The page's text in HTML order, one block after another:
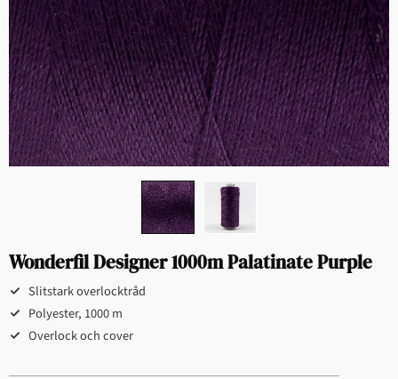
Wonderfil Designer 1000m Palatinate Purple
Slitstark overlocktråd
Polyester, 1000 m
Overlock och cover